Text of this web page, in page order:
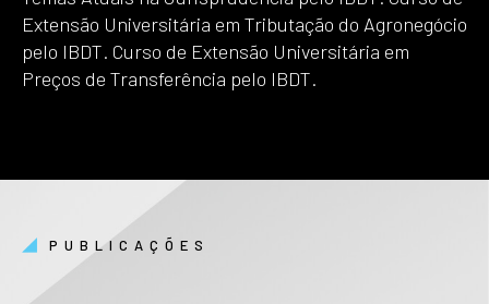
Extensão Universitária em Tributação do Agronegócio
pelo IBDT. Curso de Extensão Universitária em
Preços de Transferência pelo IBDT.
PUBLICAÇÕES